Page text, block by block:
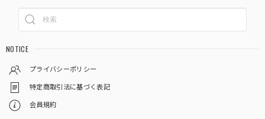
NOTICE
プライバシーポリシー
特定商取引法に基づく表記
会員規約